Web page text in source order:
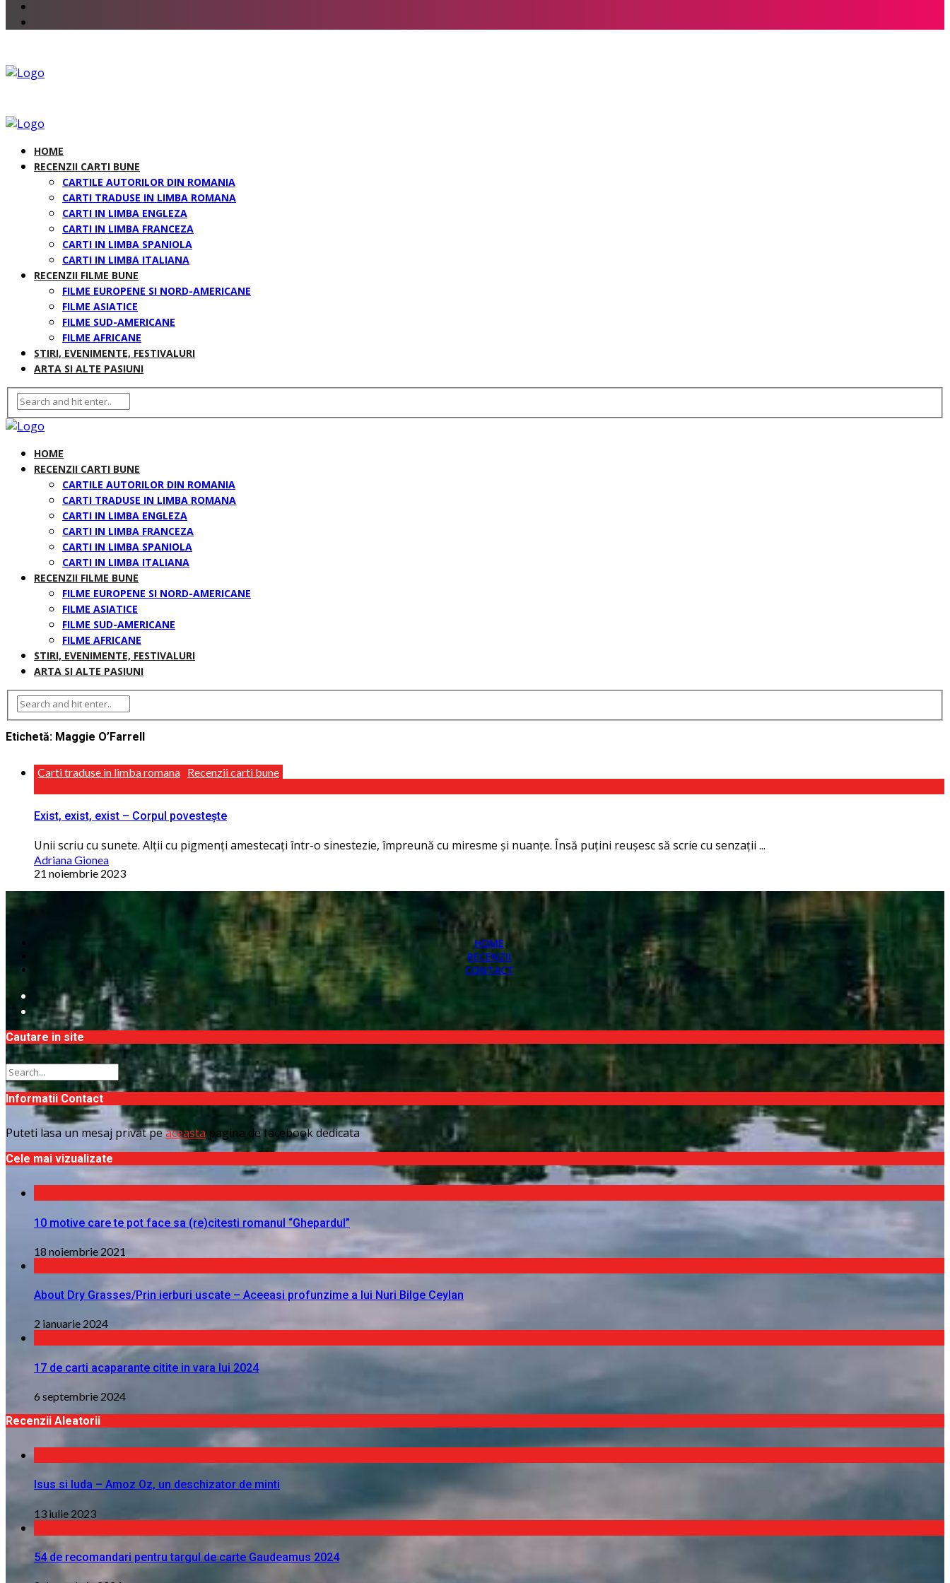
HOME
RECENZII CARTI BUNE
CARTILE AUTORILOR DIN ROMANIA
CARTI TRADUSE IN LIMBA ROMANA
CARTI IN LIMBA ENGLEZA
CARTI IN LIMBA FRANCEZA
CARTI IN LIMBA SPANIOLA
CARTI IN LIMBA ITALIANA
RECENZII FILME BUNE
FILME EUROPENE SI NORD-AMERICANE
FILME ASIATICE
FILME SUD-AMERICANE
FILME AFRICANE
STIRI, EVENIMENTE, FESTIVALURI
ARTA SI ALTE PASIUNI
HOME
RECENZII CARTI BUNE
CARTILE AUTORILOR DIN ROMANIA
CARTI TRADUSE IN LIMBA ROMANA
CARTI IN LIMBA ENGLEZA
CARTI IN LIMBA FRANCEZA
CARTI IN LIMBA SPANIOLA
CARTI IN LIMBA ITALIANA
RECENZII FILME BUNE
FILME EUROPENE SI NORD-AMERICANE
FILME ASIATICE
FILME SUD-AMERICANE
FILME AFRICANE
STIRI, EVENIMENTE, FESTIVALURI
ARTA SI ALTE PASIUNI
Etichetă: Maggie O’Farrell
Carti traduse in limba romana Recenzii carti bune
Exist, exist, exist – Corpul povestește
Unii scriu cu sunete. Alţii cu pigmenţi amestecaţi într-o sinestezie, împreună cu miresme și nuanţe. Însă puţini reușesc să scrie cu senzaţii ...
Adriana Gionea
21 noiembrie 2023
HOME
RECENZII
CONTACT
Cautare in site
Informatii Contact
Puteti lasa un mesaj privat peaceasta pagina de facebook dedicata
Cele mai vizualizate
10 motive care te pot face sa (re)citesti romanul “Ghepardul”
18 noiembrie 2021
About Dry Grasses/Prin ierburi uscate – Aceeasi profunzime a lui Nuri Bilge Ceylan
2 ianuarie 2024
17 de carti acaparante citite in vara lui 2024
6 septembrie 2024
Recenzii Aleatorii
Isus si Iuda – Amoz Oz, un deschizator de minti
13 iulie 2023
54 de recomandari pentru targul de carte Gaudeamus 2024